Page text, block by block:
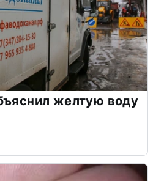
желтую воду